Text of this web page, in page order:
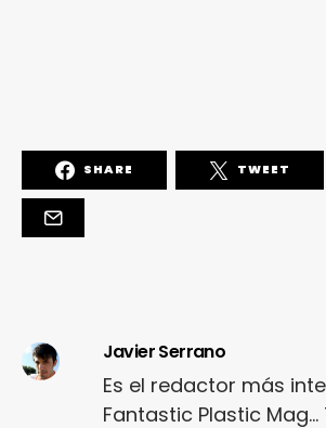
SHARE TWEET
Javier Serrano
Es el redactor más
Fantastic Plastic